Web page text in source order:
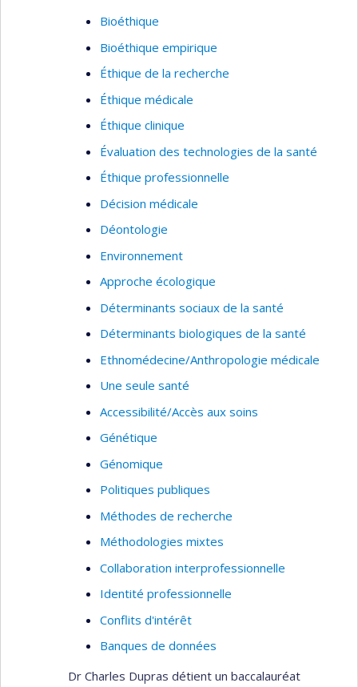
Bioéthique
Bioéthique empirique
Éthique de la recherche
Éthique médicale
Éthique clinique
Évaluation des technologies de la santé
Éthique professionnelle
Décision médicale
Déontologie
Environnement
Approche écologique
Déterminants sociaux de la santé
Déterminants biologiques de la santé
Ethnomédecine/Anthropologie médicale
Une seule santé
Accessibilité/Accès aux soins
Génétique
Génomique
Politiques publiques
Méthodes de recherche
Méthodologies mixtes
Collaboration interprofessionnelle
Identité professionnelle
Conflits d'intérêt
Banques de données
Dr Charles Dupras détient un baccalauréat